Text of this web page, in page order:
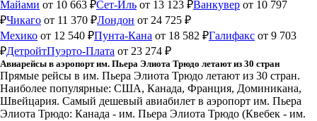
Майами от 10 663 ₽Сет-Иль от 13 123 ₽Ванкувер от 10 797
₽Чикаго от 11 370 ₽Лондон от 24 725 ₽
Мехико от 12 540 ₽Пунта-Кана от 18 582 ₽Галифакс от 9 703
₽ДетройтПуэрто-Плата от 23 274 ₽
Авиарейсы в аэропорт им. Пьера Элиота Трюдо летают из 30 стран
Прямые рейсы в им. Пьера Элиота Трюдо летают из 30 стран.
Наиболее популярные: США, Канада, Франция, Доминикана,
Швейцария. Самый дешевый авиабилет в аэропорт им. Пьера
Элиота Трюдо: Канада - им. Пьера Элиота Трюдо (Квебек - им.